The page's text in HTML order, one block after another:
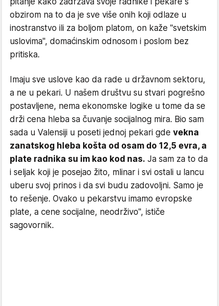
obzirom na to da je sve više onih koji odlaze u
inostranstvo ili za boljom platom, on kaže "svetskim
uslovima", domaćinskim odnosom i poslom bez
pritiska.
Imaju sve uslove kao da rade u državnom sektoru,
a ne u pekari. U našem društvu su stvari pogrešno
postavljene, nema ekonomske logike u tome da se
drži cena hleba sa čuvanje socijalnog mira. Bio sam
sada u Valensiji u poseti jednoj pekari gde vekna
zanatskog hleba košta od osam do 12,5 evra, a
plate radnika su im kao kod nas. Ja sam za to da
i seljak koji je posejao žito, mlinar i svi ostali u lancu
uberu svoj prinos i da svi budu zadovoljni. Samo je
to rešenje. Ovako u pekarstvu imamo evropske
plate, a cene socijalne, neodrživo", ističe
sagovornik.